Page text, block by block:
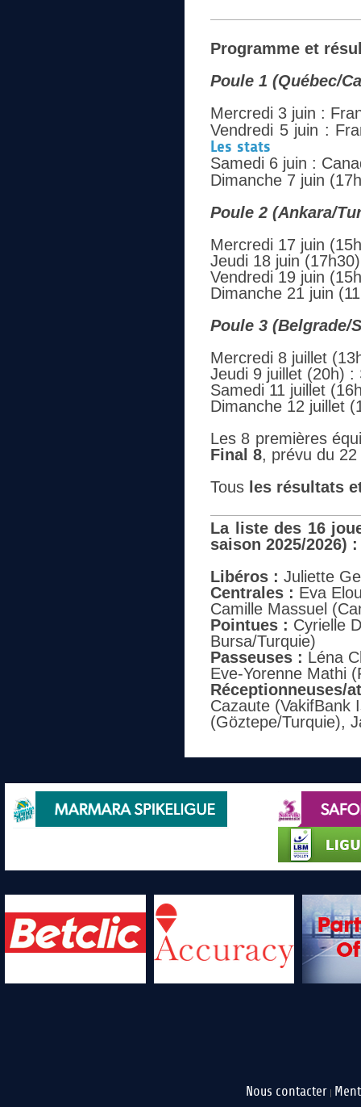
Programme et
Poule 1 (Québec/
Mercredi 3 juin :
Vendredi 5 juin :
Les stats
Samedi 6 juin :
Dimanche 7 juin
Poule 2 (Ankara/
Mercredi 17 juin
Jeudi 18 juin
Vendredi 19 juin
Dimanche 21 juin
Poule 3 (Belgrade/
Mercredi 8 juillet
Jeudi 9 juillet (20h) :
Samedi 11 juillet
Dimanche 12 juillet
Les 8 premières
Final 8, prévu du
Tous les résultats
La liste des 16
saison 2025/2026) :
Libéros : Juliette
Centrales : Eva
Camille Massuel
Pointues : Cyrielle
Bursa/Turquie)
Passeuses : Léna
Eve-Yorenne Mathi
Réceptionneuses/
Cazaute (VakifBank
(Göztepe/Turquie),
Nous contacter |